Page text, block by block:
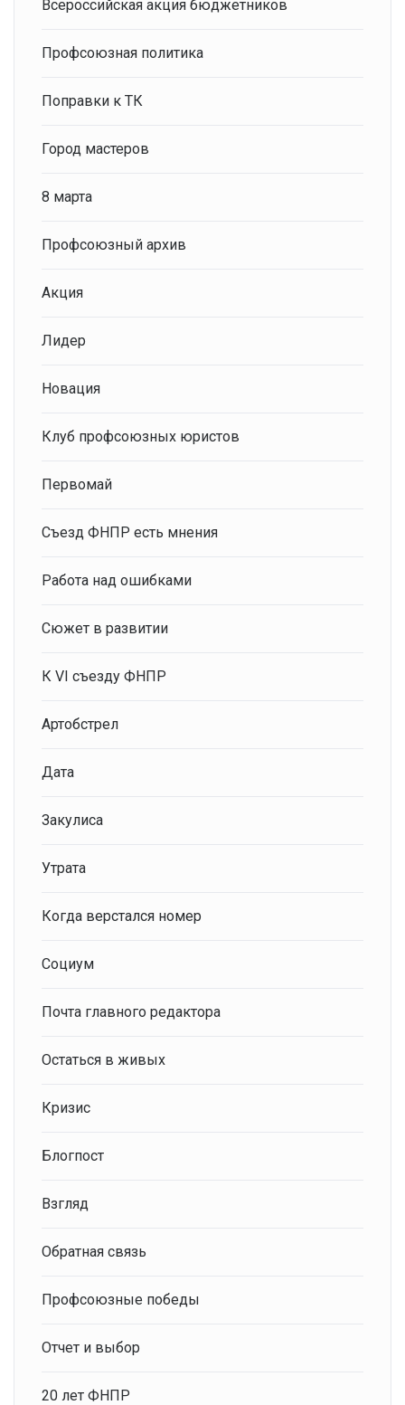
Всероссийская акция бюджетников
Профсоюзная политика
Поправки к ТК
Город мастеров
8 марта
Профсоюзный архив
Акция
Лидер
Новация
Клуб профсоюзных юристов
Первомай
Съезд ФНПР есть мнения
Работа над ошибками
Сюжет в развитии
К VI съезду ФНПР
Артобстрел
Дата
Закулиса
Утрата
Когда верстался номер
Социум
Почта главного редактора
Остаться в живых
Кризис
Блогпост
Взгляд
Обратная связь
Профсоюзные победы
Отчет и выбор
20 лет ФНПР